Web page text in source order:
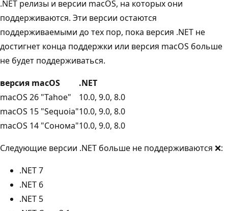
.NET релизы и версии macOS, на которых они
поддерживаются. Эти версии остаются
поддерживаемыми до тех пор, пока версия .NET не
достигнет конца поддержки или версия macOS больше
не будет поддерживаться.
версия macOS
.NET
macOS 26 "Tahoe"
10.0, 9.0, 8.0
macOS 15 "Sequoia"10.0, 9.0, 8.0
macOS 14 "Сонома"10.0, 9.0, 8.0
Следующие версии .NET больше не поддерживаются ❌:
.NET 7
.NET 6
.NET 5